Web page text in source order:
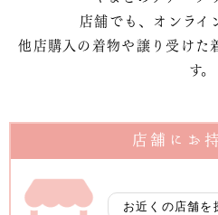
店舗でも、オンライ
他店購入の着物や譲り受けた
す。
店舗にお
お近くの店舗